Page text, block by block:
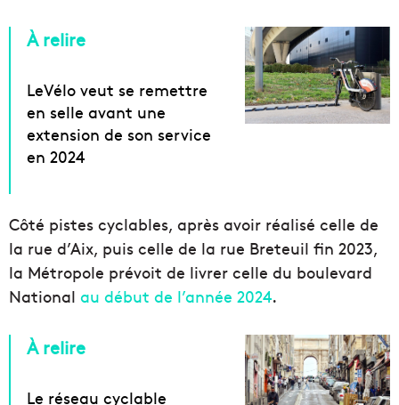
À relire
LeVélo veut se remettre
en selle avant une
extension de son service
en 2024
Côté pistes cyclables, après avoir réalisé celle de
la rue d’Aix, puis celle de la rue Breteuil fin 2023,
la Métropole prévoit de livrer celle du boulevard
National au début de l’année 2024.
À relire
Le réseau cyclable